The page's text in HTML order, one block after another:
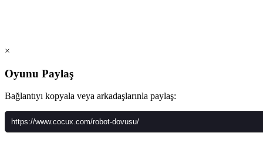
×
Oyunu Paylaş
Bağlantıyı kopyala veya arkadaşlarınla paylaş: